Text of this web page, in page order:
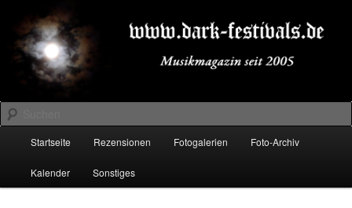
primären
Inhalt
springenDARK-FESTIVALS.DE
Suchen
Startseite Rezensionen Fotogalerien Foto-Archiv
Kalender Sonstiges